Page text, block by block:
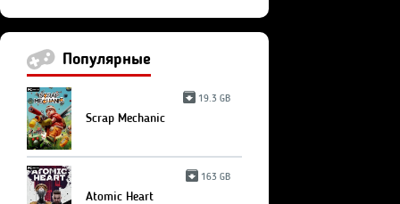
Популярные
19.3 GB
Scrap Mechanic
163 GB
Atomic Heart